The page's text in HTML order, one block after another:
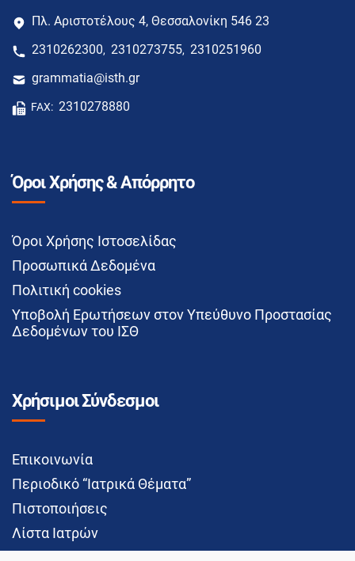
Πλ. Αριστοτέλους 4, Θεσσαλονίκη 546 23
2310262300, 2310273755, 2310251960
grammatia@isth.gr
FAX: 2310278880
Όροι Χρήσης & Απόρρητο
Όροι Χρήσης Ιστοσελίδας
Προσωπικά Δεδομένα
Πολιτική cookies
Υποβολή Ερωτήσεων στον Υπεύθυνο Προστασίας
Δεδομένων του ΙΣΘ
Χρήσιμοι Σύνδεσμοι
Επικοινωνία
Περιοδικό “Ιατρικά Θέματα”
Πιστοποιήσεις
Λίστα Ιατρών